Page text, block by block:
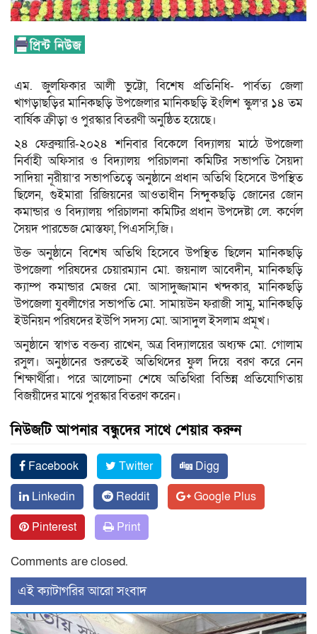
এম. জুলফিকার আলী ভুট্টো, বিশেষ প্রতিনিধি- পার্বত্য জেলা
খাগড়াছড়ির মানিকছড়ি উপজেলার মানিকছড়ি ইংলিশ স্কুল’র ১৪ তম
বার্ষিক ক্রীড়া ও পুরস্কার বিতরণী অনুষ্ঠিত হয়েছে।
২৪ ফেব্রুয়ারি-২০২৪ শনিবার বিকেলে বিদ্যালয় মাঠে উপজেলা
নির্বাহী অফিসার ও বিদ্যালয় পরিচালনা কমিটির সভাপতি সৈয়দা
সাদিয়া নূরীয়া’র সভাপতিত্বে অনুষ্ঠানে প্রধান অতিথি হিসেবে উপস্থিত
ছিলেন, গুইমারা রিজিয়নের আওতাধীন সিন্দুকছড়ি জোনের জোন
কমান্ডার ও বিদ্যালয় পরিচালনা কমিটির প্রধান উপদেষ্টা লে. কর্ণেল
সৈয়দ পারভেজ মোস্তফা, পিএসসি,জি।
উক্ত অনুষ্ঠানে বিশেষ অতিথি হিসেবে উপস্থিত ছিলেন মানিকছড়ি
উপজেলা পরিষদের চেয়ারম্যান মো. জয়নাল আবেদীন, মানিকছড়ি
ক্যাম্প কমান্ডার মেজর মো. আসাদুজ্জামান খন্দকার, মানিকছড়ি
উপজেলা যুবলীগের সভাপতি মো. সামায়উন ফরাজী সামু, মানিকছড়ি
ইউনিয়ন পরিষদের ইউপি সদস্য মো. আসাদুল ইসলাম প্রমূখ।
অনুষ্ঠানে স্বাগত বক্তব্য রাখেন, অত্র বিদ্যালয়ের অধ্যক্ষ মো. গোলাম
রসুল। অনুষ্ঠানের শুরুতেই অতিথিদের ফুল দিয়ে বরণ করে নেন
শিক্ষার্থীরা। পরে আলোচনা শেষে অতিথিরা বিভিন্ন প্রতিযোগিতায়
বিজয়ীদের মাঝে পুরস্কার বিতরণ করেন।
নিউজটি আপনার বন্ধুদের সাথে শেয়ার করুন
Facebook Twitter
Digg
Linkedin
Reddit
Google Plus
Pinterest
Print
Comments are closed.
‍এই ক্যাটাগরির ‍আরো সংবাদ